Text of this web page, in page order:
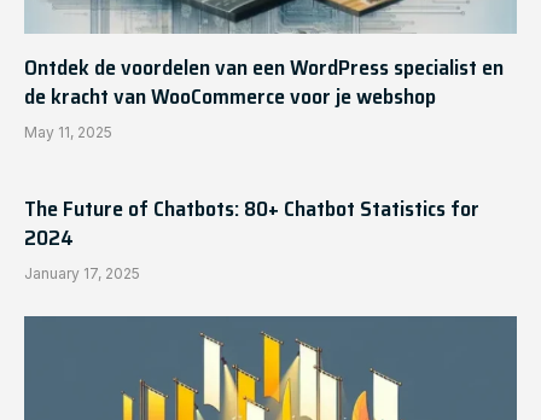
Ontdek de voordelen van een WordPress specialist en
de kracht van WooCommerce voor je webshop
May 11, 2025
The Future of Chatbots: 80+ Chatbot Statistics for
2024
January 17, 2025